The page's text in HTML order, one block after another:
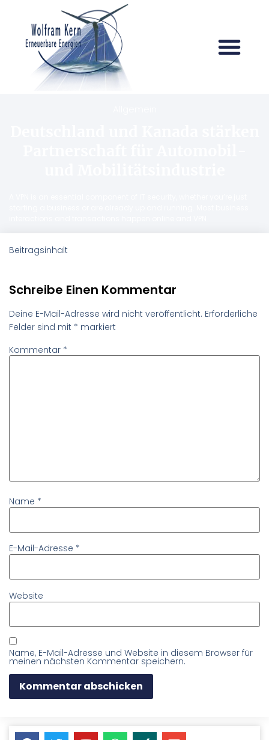
Beitragsinhalt
Schreibe Einen Kommentar
Deine E-Mail-Adresse wird nicht veröffentlicht. Erforderliche
Felder sind mit * markiert
Kommentar *
Name *
E-Mail-Adresse *
Website
Name, E-Mail-Adresse und Website in diesem Browser für
meinen nächsten Kommentar speichern.